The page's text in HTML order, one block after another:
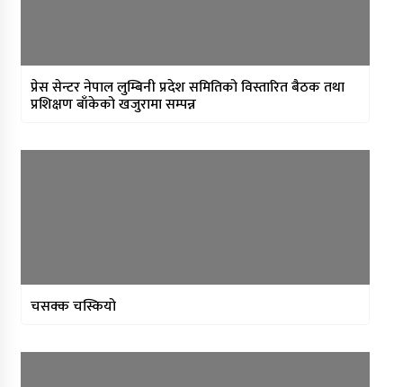
बहस
माटोसँगको माया, मनसँगको सम्बन्ध,
नेपालगन्जको धड्कन बनेका डा.डक्टप्रसाद
गाउँपालिकाद्वारा ४ सयभन्दा बढी
प्रेस सेन्टर नेपाल लुम्बिनी प्रदेश समितिको विस्तारित बैठक तथा
प्रशिक्षण बाँकेको खजुरामा सम्पन्न
चसक्क चस्कियो